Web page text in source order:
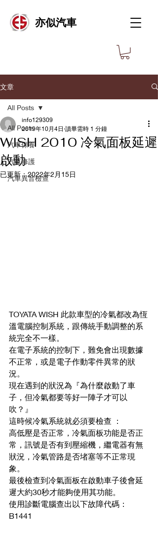
亦似汽車
文章
All Posts
汽車保養
汽車修護
汽車異音檢查
All Posts
WISH 2010 冷氣面板延遲
啟動
info129309
2019年10月4日 讀畢需時 1 分鐘
已更新：2022年2月15日
TOYATA WISH 此款車型的冷氣都改為恆
溫電腦控制系統，跟傳統手動調整的系
統完全不一樣。
在電子系統的控制下，難免會出現數據
不正常，或是電子作動零件異常的狀
況。
現在遇到的狀況為『為什麼啟動了車
子，但冷氣都要等好一陣子才可以
吹？』
這時候冷氣系統就必須要檢查 ：
高低壓是否正常，冷氣面板功能是否正
常，訊號是否有到壓縮機，繼電器有無
狀況，冷氣管路是否堵塞等不正常現
象。
最後檢查到冷氣面板在啟動車子後會延
遲大約30秒才能夠使用其功能。
使用診斷電腦查出以下故障代碼：
B1441